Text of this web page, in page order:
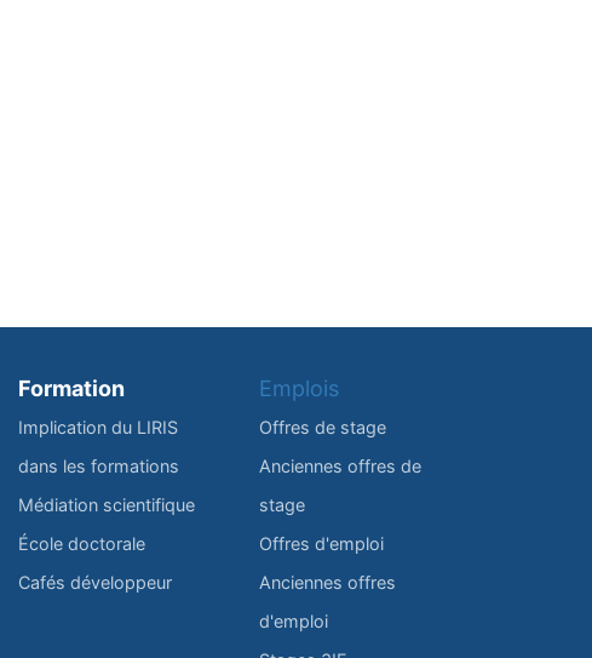
Formation
Implication du LIRIS
dans les formations
Médiation scientifique
École doctorale
Cafés développeur
Emplois
Offres de stage
Anciennes offres de
stage
Offres d'emploi
Anciennes offres
d'emploi